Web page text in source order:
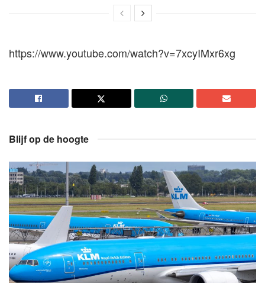
https://www.youtube.com/watch?v=7xcyIMxr6xg
Blijf op de hoogte